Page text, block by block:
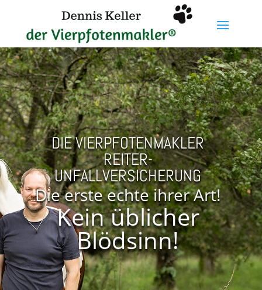
DIE VIERPFOTENMAKLER
REITER-
UNFALLVERSICHERUNG
Die erste echte ihrer Art!
Kein üblicher
Blödsinn!